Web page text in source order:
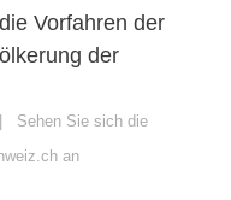
Vorfahren der
der
Sehen Sie sich die
an